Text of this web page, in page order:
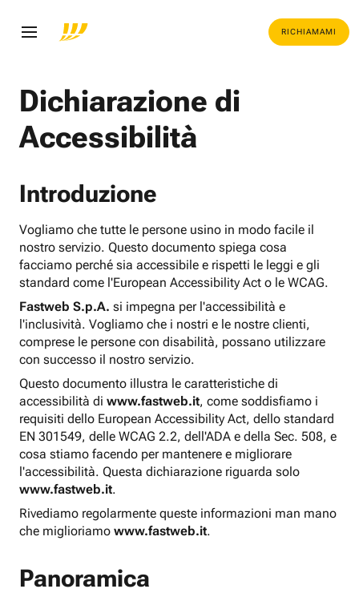
RICHIAMAMI
Dichiarazione di
Accessibilità
Introduzione
Vogliamo che tutte le persone usino in modo facile il
nostro servizio. Questo documento spiega cosa
facciamo perché sia accessibile e rispetti le leggi e gli
standard come l'European Accessibility Act o le WCAG.
Fastweb S.p.A. si impegna per l'accessibilità e
l'inclusività. Vogliamo che i nostri e le nostre clienti,
comprese le persone con disabilità, possano utilizzare
con successo il nostro servizio.
Questo documento illustra le caratteristiche di
accessibilità di www.fastweb.it, come soddisfiamo i
requisiti dello European Accessibility Act, dello standard
EN 301549, delle WCAG 2.2, dell'ADA e della Sec. 508, e
cosa stiamo facendo per mantenere e migliorare
l'accessibilità. Questa dichiarazione riguarda solo
www.fastweb.it.
Rivediamo regolarmente queste informazioni man mano
che miglioriamo www.fastweb.it.
Panoramica